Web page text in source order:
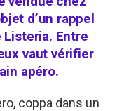
d’un rappel
Entre
vaut vérifier
apéro.
coppa dans un